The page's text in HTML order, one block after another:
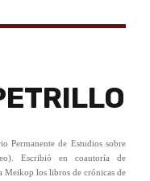
Permanente de Estudios sobre
Escribió en coautoría de
Meikop los libros de crónicas de